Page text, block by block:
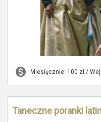
Miesięcznie: 100 zł /
Taneczne poranki